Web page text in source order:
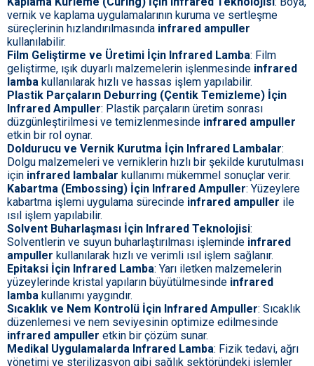
vernik ve kaplama uygulamalarının kuruma ve sertleşme
süreçlerinin hızlandırılmasında infrared ampuller
kullanılabilir.
Film Geliştirme ve Üretimi İçin Infrared Lamba: Film
geliştirme, ışık duyarlı malzemelerin işlenmesinde infrared
lamba kullanılarak hızlı ve hassas işlem yapılabilir.
Plastik Parçaların Deburring (Çentik Temizleme) İçin
Infrared Ampuller: Plastik parçaların üretim sonrası
düzgünleştirilmesi ve temizlenmesinde infrared ampuller
etkin bir rol oynar.
Doldurucu ve Vernik Kurutma İçin Infrared Lambalar:
Dolgu malzemeleri ve verniklerin hızlı bir şekilde kurutulması
için infrared lambalar kullanımı mükemmel sonuçlar verir.
Kabartma (Embossing) İçin Infrared Ampuller: Yüzeylere
kabartma işlemi uygulama sürecinde infrared ampuller ile
ısıl işlem yapılabilir.
Solvent Buharlaşması İçin Infrared Teknolojisi:
Solventlerin ve suyun buharlaştırılması işleminde infrared
ampuller kullanılarak hızlı ve verimli ısıl işlem sağlanır.
Epitaksi İçin Infrared Lamba: Yarı iletken malzemelerin
yüzeylerinde kristal yapıların büyütülmesinde infrared
lamba kullanımı yaygındır.
Sıcaklık ve Nem Kontrolü İçin Infrared Ampuller: Sıcaklık
düzenlemesi ve nem seviyesinin optimize edilmesinde
infrared ampuller etkin bir çözüm sunar.
Medikal Uygulamalarda Infrared Lamba: Fizik tedavi, ağrı
yönetimi ve sterilizasyon gibi sağlık sektöründeki işlemler